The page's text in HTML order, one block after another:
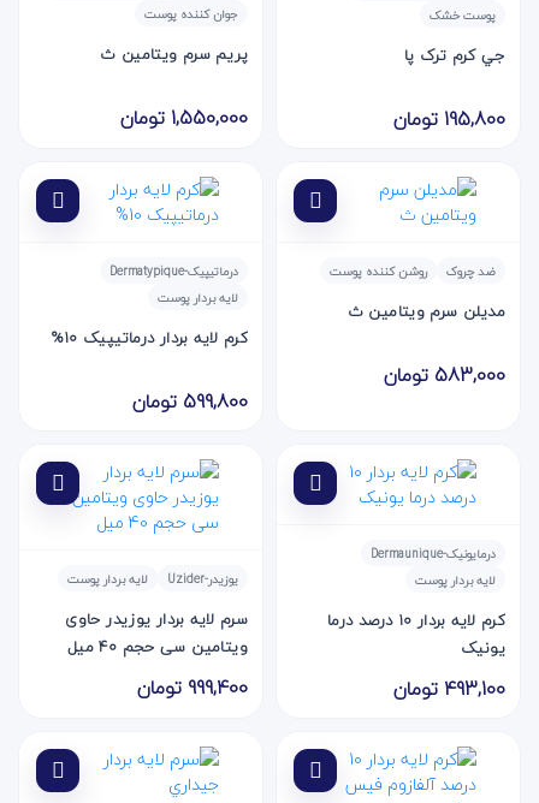
پوست خشک
جي کرم ترک پا
195,800 تومان
جوان کننده پوست
پريم سرم ويتامين ث
1,550,000 تومان
ضد چروک روشن کننده پوست
مديلن سرم ويتامين ث
583,000 تومان
درماتیپیک-Dermatypique
لایه بردار پوست
کرم لایه بردار درماتیپیک 10%
599,800 تومان
درمایونیک-Dermaunique
لایه بردار پوست
کرم لایه بردار 10 درصد درما
یونیک
493,100 تومان
یوزیدر-Uzider لایه بردار پوست
سرم لايه بردار يوزيدر حاوی
ويتامين سی حجم 40 میل
999,400 تومان